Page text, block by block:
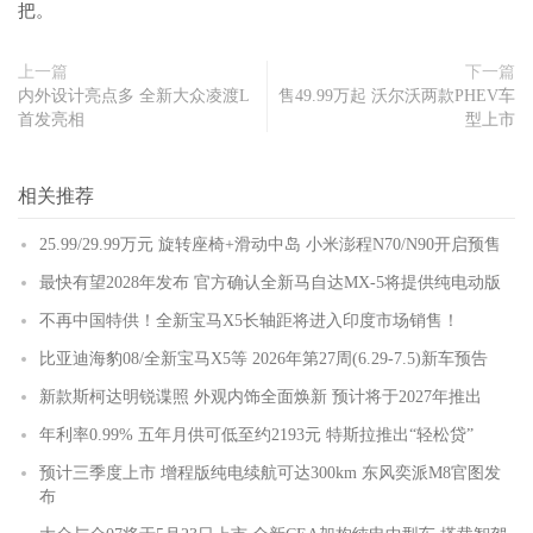
把。
上一篇
内外设计亮点多 全新大众凌渡L
首发亮相
下一篇
售49.99万起 沃尔沃两款PHEV车
型上市
相关推荐
25.99/29.99万元 旋转座椅+滑动中岛 小米澎程N70/N90开启预售
最快有望2028年发布 官方确认全新马自达MX-5将提供纯电动版
不再中国特供！全新宝马X5长轴距将进入印度市场销售！
比亚迪海豹08/全新宝马X5等 2026年第27周(6.29-7.5)新车预告
新款斯柯达明锐谍照 外观内饰全面焕新 预计将于2027年推出
年利率0.99% 五年月供可低至约2193元 特斯拉推出“轻松贷”
预计三季度上市 增程版纯电续航可达300km 东风奕派M8官图发
布